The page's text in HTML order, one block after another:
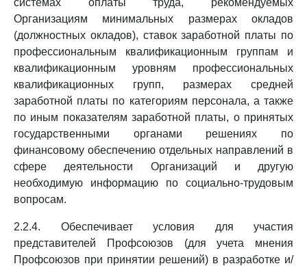
системах оплаты труда, рекомендуемых
Организациям минимальных размерах окладов
(должностных окладов), ставок заработной платы по
профессиональным квалификационным группам и
квалификационным уровням профессиональных
квалификационных групп, размерах средней
заработной платы по категориям персонала, а также
по иным показателям заработной платы, о принятых
государственными органами решениях по
финансовому обеспечению отдельных направлений в
сфере деятельности Организаций и другую
необходимую информацию по социально-трудовым
вопросам.
2.2.4. Обеспечивает условия для участия
представителей Профсоюзов (для учета мнения
Профсоюзов при принятии решений) в разработке и/